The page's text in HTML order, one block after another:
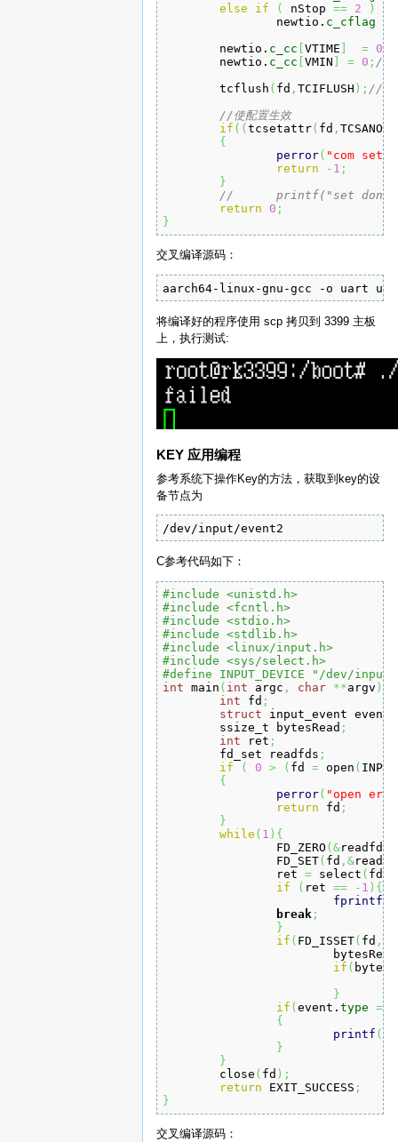
else
if ( nStop == 2
)
		newtio.
c_cflag |=
	newtio.
c_cc [VTIME = 0;
	newtio.
c_cc [VMIN = 0 ; //
	tcflush
( fd ,TCIFLUSH ) ; //清
//使配置生效
if ( (tcsetattr( fd ,TCSANOW
{
perror( "com set
return
- 1 ;
}
//	printf("set
return
0 ;
}
交叉编译源码：
aarch64-linux-gnu-gcc -o uart
将编译好的程序使用 scp 拷贝到 3399 主板
上，执行测试:
KEY 应用编程
参考系统下操作Key的方法，获取到key的设
备节点为
/dev/input/event2
C参考代码如下：
#include <unistd.h>
#include <fcntl.h>
#include <stdio.h>
#include <stdlib.h>
#include <linux/input.h>
#include <sys/select.h>
#define INPUT_DEVICE "/dev/
int main ( int argc , char **argv ){
int fd ;
struct input_event event
	ssize_t bytesRead
;
int ret ;
	fd_set readfds
;
if
( 0 > ( fd = open (
{
perror( "open
return fd ;
}
while ( 1 ) {
		FD_ZERO
(&readfds
		FD_SET
( fd ,&
		ret
= select ( fd
if
( ret == - 1 ) {
fprintf(
break ;
}
if ( FD_ISSET( fd ,&
if (
}
if (event.type ==
{
printf (
}
}
	close
( fd ) ;
return EXIT_SUCCESS ;
}
交叉编译源码：